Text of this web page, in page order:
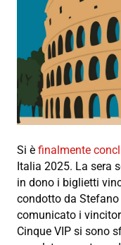
Si è finalmente
Italia 2025. La sera
in dono i biglietti
condotto da
comunicato i
Cinque VIP si sono